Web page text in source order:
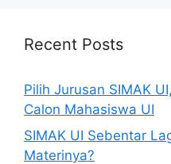
Recent Posts
Pilih Jurusan SIMAK
Calon Mahasiswa UI
SIMAK UI Sebentar
Materinya?